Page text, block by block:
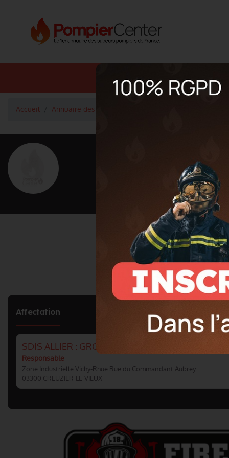
Annuaire SDIS Annuaire
Accueil Annuaire des pompiers
Grade : Lieutenant-Colonel
Affectation
SDIS ALLIER : GROUPEMENT SUD
Responsable
Zone Industrielle Vichy-Rhue Rue du Commandant Aubrey
03300 CREUZIER-LE-VIEUX